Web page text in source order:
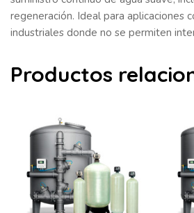
regeneración. Ideal para aplicaciones
industriales donde no se permiten
Productos